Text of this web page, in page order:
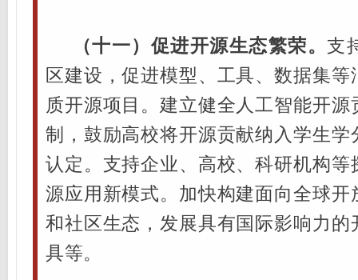
（十一）促进开源生态繁荣。 支
区建设，促进模型、工具、数据集
质开源项目。建立健全人工智能开
制，鼓励高校将开源贡献纳入学生
认定。支持企业、高校、科研机构
源应用新模式。加快构建面向全球
和社区生态，发展具有国际影响力
具等。